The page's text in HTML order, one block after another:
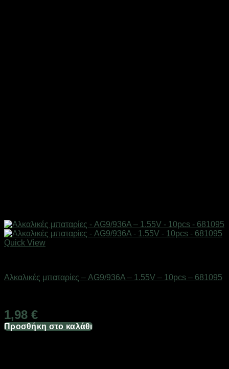
Quick View
Αλκαλικές μπαταρίες – AG9/936A – 1.55V – 10pcs – 681095
1,98 €
Προσθήκη στο καλάθι